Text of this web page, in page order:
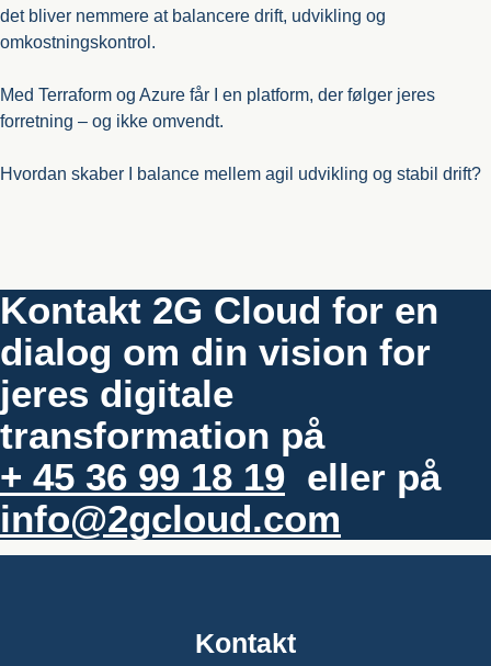
det bliver nemmere at balancere drift, udvikling og
omkostningskontrol.
Med Terraform og Azure får I en platform, der følger jeres
forretning – og ikke omvendt.
Hvordan skaber I balance mellem agil udvikling og stabil drift?
Kontakt 2G Cloud for en
dialog om din vision for
jeres digitale
transformation på
+ 45 36 99 18 19 eller på
info@2gcloud.com
Kontakt